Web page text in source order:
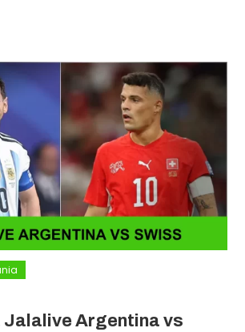
Argentina vs